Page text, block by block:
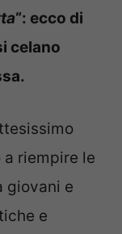
“: ecco di
celano
a riempire le
giovani e
e